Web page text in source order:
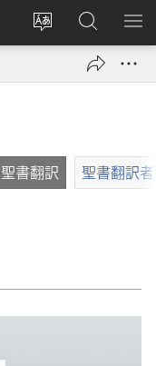
サ
ト
を
変
ロ
グ
ン
タ
ブ
JW.ORG
の
検
メ
を
聖書翻訳 聖書翻訳者